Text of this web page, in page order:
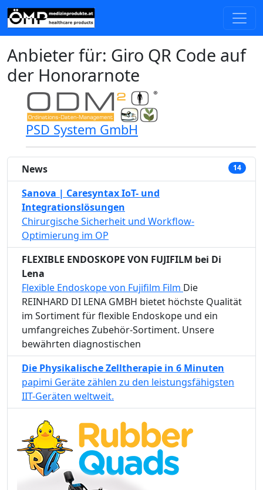
Anbieter für: Giro QR Code auf
der Honorarnote
PSD System GmbH
News 14
Sanova | Caresyntax IoT- und
Integrationslösungen
Chirurgische Sicherheit und Workflow-
Optimierung im OP
FLEXIBLE ENDOSKOPE VON FUJIFILM bei Di
Lena
Flexible Endoskope von Fujifilm Film Die
REINHARD DI LENA GMBH bietet höchste Qualität
im Sortiment für flexible Endoskope und ein
umfangreiches Zubehör-Sortiment. Unsere
bewährten diagnostischen
Die Physikalische Zelltherapie in 6 Minuten
papimi Geräte zählen zu den leistungsfähigsten
IIT-Geräten weltweit.